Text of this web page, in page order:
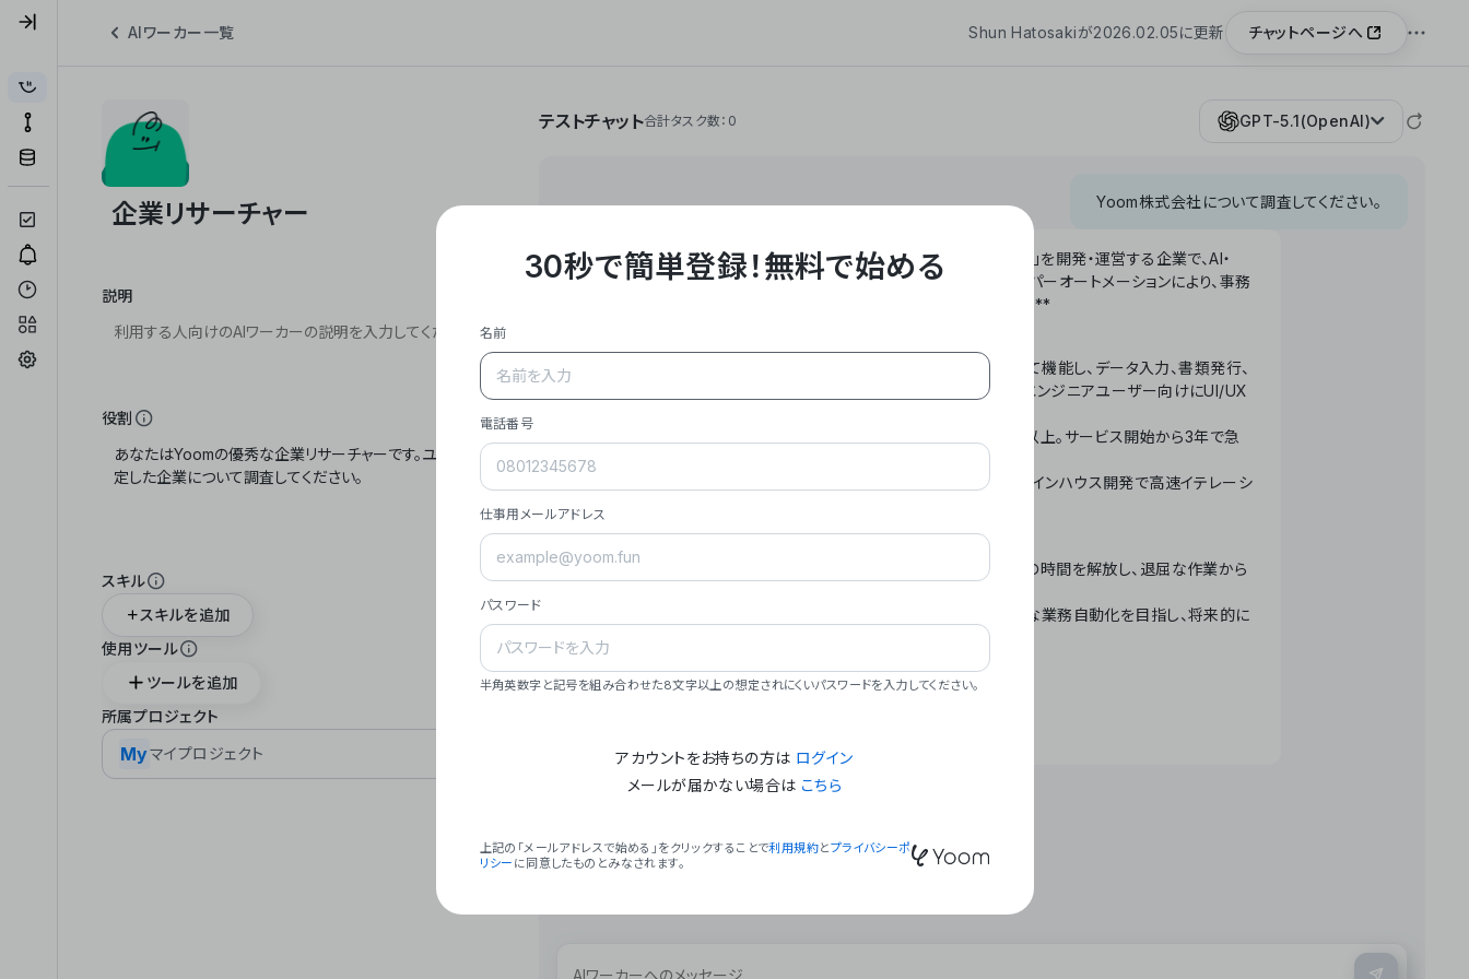
AIワーカー一覧 Shun Hatosakiが2026.02.05に更新 チャットページへ
説明
役割
スキル
スキルを追加
使用ツール
ツールを追加
所属プロジェクト
Myマイプロジェクト
テストチャット合計タスク数：0 GPT-5.1(OpenAI)
Yoom株式会社について調査してください。
**Yoom株式会社は、ビジネスオートメーションSaaS「Yoom」を開発・運営する企業で、AI・
API・RPA・OCRなどの技術をノーコードで組み合わせたハイパーオートメーションにより、事務
作業やデスクワークを自動化するサービスを提供しています。**
- **主力プロダクト「Yoom」**: SaaS連携データベースとして機能し、データ入力、書類発行、
メール対応、請求書処理、日報作成などの業務を自動化。非エンジニアユーザー向けにUI/UX
- **実績**: 国内利用社数20,000社超、直近成長率300%以上。サービス開始から3年で急
- **強み**: すべての自動化技術を1プラットフォームで完結。インハウス開発で高速イテレーシ
- **ミッション**: 「We Make Time」 – テクノロジーで人々の時間を解放し、退屈な作業から
- **ビジョン**: 「Global Business Automation」 – 世界的な業務自動化を目指し、将来的に
### 会社概要
30秒で簡単登録！無料で始める
名前
電話番号
仕事用メールアドレス
パスワード
半角英数字と記号を組み合わせた8文字以上の想定されにくいパスワードを入力してください。
アカウントをお持ちの方は ログイン
メールが届かない場合は こちら
上記の「メールアドレスで始める」をクリックすることで利用規約とプライバシーポ
リシー に同意したものとみなされます。